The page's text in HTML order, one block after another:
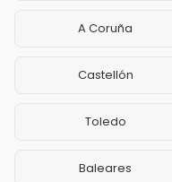
A Coruña
Castellón
Toledo
Baleares